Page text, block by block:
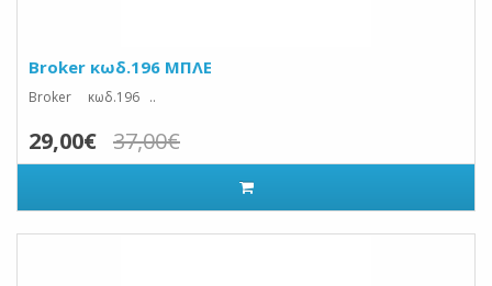
Broker κωδ.196 ΜΠΛΕ
Broker κωδ.196 ..
29,00€ 37,00€